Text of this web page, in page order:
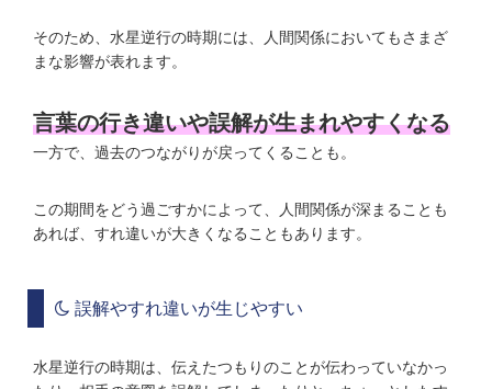
そのため、水星逆行の時期には、人間関係においてもさまざ
まな影響が表れます。
言葉の行き違いや誤解が生まれやすくなる
一方で、過去のつながりが戻ってくることも。
この期間をどう過ごすかによって、人間関係が深まることも
あれば、すれ違いが大きくなることもあります。
誤解やすれ違いが生じやすい
水星逆行の時期は、伝えたつもりのことが伝わっていなかっ